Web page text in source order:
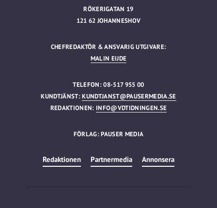
RÖKERIGATAN 19
121 62 JOHANNESHOV
CHEFREDAKTÖR & ANSVARIG UTGIVARE:
MALIN EIJDE
TELEFON: 08-517 955 00
KUNDTJÄNST:KUNDTJANST@PAUSERMEDIA.SE
REDAKTIONEN: INFO@VDTIDNINGEN.SE
FÖRLAG: PAUSER MEDIA
Redaktionen Partnermedia Annonsera